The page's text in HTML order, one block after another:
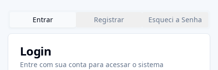
Entrar Registrar Esqueci a Senha
Login
Entre com sua conta para acessar o sistema